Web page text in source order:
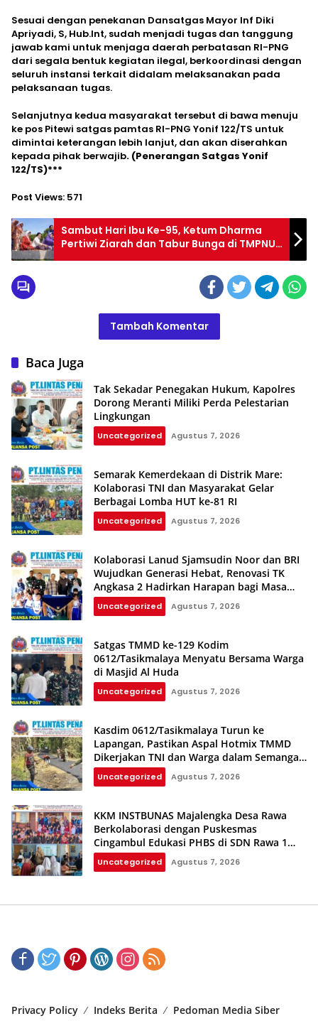
Sesuai dengan penekanan Dansatgas Mayor Inf Diki
Apriyadi, S, Hub.Int, sudah menjadi tugas dan tanggung
jawab kami untuk menjaga daerah perbatasan RI-PNG
dari segala bentuk kegiatan ilegal, berkoordinasi dengan
seluruh instansi terkait didalam melaksanakan pada
pelaksanaan tugas.
Selanjutnya kedua masyarakat tersebut di bawa menuju
ke pos Pitewi satgas pamtas RI-PNG Yonif 122/TS untuk
dimintai keterangan lebih lanjut, dan akan diserahkan
kepada pihak berwajib. (Penerangan Satgas Yonif
122/TS)***
Post Views: 571
Sambut Hari Ibu Ke-95, Ketum Dharma
Pertiwi Ziarah dan Tabur Bunga di TMPNU
Kalibata
Tambah Komentar
Baca Juga
Tak Sekadar Penegakan Hukum, Kapolres
Dorong Meranti Miliki Perda Pelestarian
Lingkungan
Uncategorized Agustus 7, 2026
Semarak Kemerdekaan di Distrik Mare:
Kolaborasi TNI dan Masyarakat Gelar
Berbagai Lomba HUT ke-81 RI
Uncategorized Agustus 7, 2026
Kolaborasi Lanud Sjamsudin Noor dan BRI
Wujudkan Generasi Hebat, Renovasi TK
Angkasa 2 Hadirkan Harapan bagi Masa
Depan Anak
Uncategorized Agustus 7, 2026
Satgas TMMD ke-129 Kodim
0612/Tasikmalaya Menyatu Bersama Warga
di Masjid Al Huda
Uncategorized Agustus 7, 2026
Kasdim 0612/Tasikmalaya Turun ke
Lapangan, Pastikan Aspal Hotmix TMMD
Dikerjakan TNI dan Warga dalam Semangat
Gotong Royong
Uncategorized Agustus 7, 2026
KKM INSTBUNAS Majalengka Desa Rawa
Berkolaborasi dengan Puskesmas
Cingambul Edukasi PHBS di SDN Rawa 1
dan SDN Rawa 3
Uncategorized Agustus 7, 2026
Privacy Policy Indeks Berita Pedoman Media Siber